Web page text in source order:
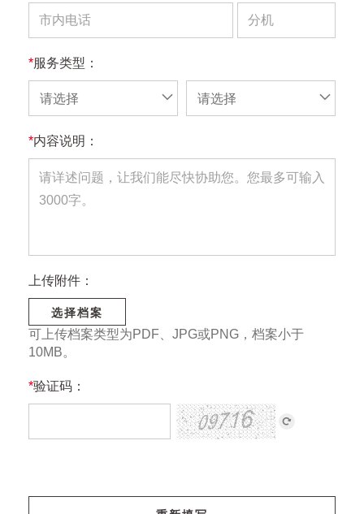
*服务类型：
请选择 请选择
*内容说明：
上传附件：
选择档案
可上传档案类型为PDF、JPG或PNG，档案小于
10MB。
*验证码：